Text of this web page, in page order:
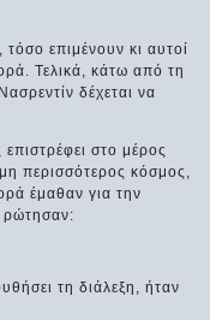
επιμένουν κι αυτοί
Τελικά, κάτω από τη
δέχεται να
στο μέρος
περισσότερος κόσμος,
έμαθαν για την
ρώτησαν:
τη διάλεξη, ήταν